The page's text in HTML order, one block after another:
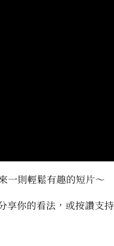
一則輕鬆有趣的短片～
享你的看法，或按讚支